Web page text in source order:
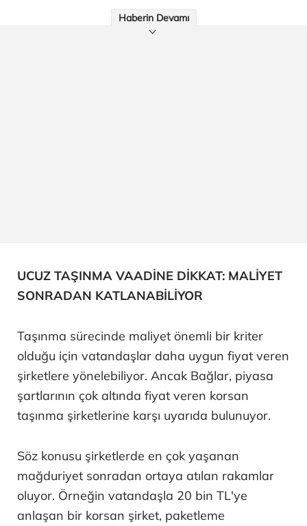
Haberin Devamı
UCUZ TAŞINMA VAADİNE DİKKAT: MALİYET
SONRADAN KATLANABİLİYOR
Taşınma sürecinde maliyet önemli bir kriter
olduğu için vatandaşlar daha uygun fiyat veren
şirketlere yönelebiliyor. Ancak Bağlar, piyasa
şartlarının çok altında fiyat veren korsan
taşınma şirketlerine karşı uyarıda bulunuyor.
Söz konusu şirketlerde en çok yaşanan
mağduriyet sonradan ortaya atılan rakamlar
oluyor. Örneğin vatandaşla 20 bin TL'ye
anlaşan bir korsan şirket, paketleme